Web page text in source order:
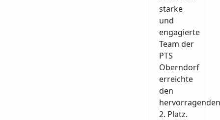
starke
und
engagierte
Team der
PTS
Oberndorf
erreichte
den
hervorragenden
2. Platz.